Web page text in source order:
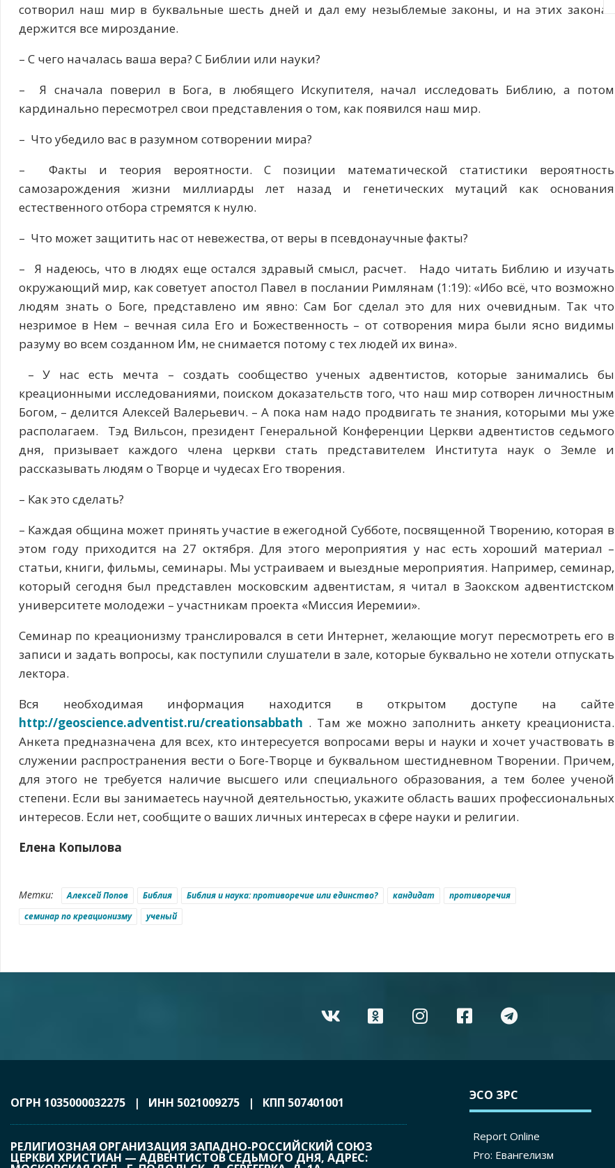
сотворил наш мир в буквальные шесть дней и дал ему незыблемые законы, и на этих законах
держится все мироздание.
– С чего началась ваша вера? С Библии или науки?
– Я сначала поверил в Бога, в любящего Искупителя, начал исследовать Библию, а потом
кардинально пересмотрел свои представления о том, как появился наш мир.
– Что убедило вас в разумном сотворении мира?
– Факты и теория вероятности. С позиции математической статистики вероятность
самозарождения жизни миллиарды лет назад и генетических мутаций как основания
естественного отбора стремятся к нулю.
– Что может защитить нас от невежества, от веры в псевдонаучные факты?
– Я надеюсь, что в людях еще остался здравый смысл, расчет. Надо читать Библию и изучать
окружающий мир, как советует апостол Павел в послании Римлянам (1:19): «Ибо всё, что возможно
людям знать о Боге, представлено им явно: Сам Бог сделал это для них очевидным. Так что
незримое в Нем – вечная сила Его и Божественность – от сотворения мира были ясно видимы
разуму во всем созданном Им, не снимается потому с тех людей их вина».
– У нас есть мечта – создать сообщество ученых адвентистов, которые занимались бы
креационными исследованиями, поиском доказательств того, что наш мир сотворен личностным
Богом, – делится Алексей Валерьевич. – А пока нам надо продвигать те знания, которыми мы уже
располагаем. Тэд Вильсон, президент Генеральной Конференции Церкви адвентистов седьмого
дня, призывает каждого члена церкви стать представителем Института наук о Земле и
рассказывать людям о Творце и чудесах Его творения.
– Как это сделать?
– Каждая община может принять участие в ежегодной Субботе, посвященной Творению, которая в
этом году приходится на 27 октября. Для этого мероприятия у нас есть хороший материал –
статьи, книги, фильмы, семинары. Мы устраиваем и выездные мероприятия. Например, семинар,
который сегодня был представлен московским адвентистам, я читал в Заокском адвентистском
университете молодежи – участникам проекта «Миссия Иеремии».
Семинар по креационизму транслировался в сети Интернет, желающие могут пересмотреть его в
записи и задать вопросы, как поступили слушатели в зале, которые буквально не хотели отпускать
лектора.
Вся необходимая информация находится в открытом доступе на сайте
http://geoscience.adventist.ru/creationsabbath . Там же можно заполнить анкету креациониста.
Анкета предназначена для всех, кто интересуется вопросами веры и науки и хочет участвовать в
служении распространения вести о Боге-Творце и буквальном шестидневном Творении. Причем,
для этого не требуется наличие высшего или специального образования, а тем более ученой
степени. Если вы занимаетесь научной деятельностью, укажите область ваших профессиональных
интересов. Если нет, сообщите о ваших личных интересах в сфере науки и религии.
Елена Копылова
Метки: Алексей Попов Библия Библия и наука: противоречие или единство? кандидат
противоречия
семинар по креационизму
ученый
ОГРН 1035000032275 | ИНН 5021009275 | КПП 507401001
РЕЛИГИОЗНАЯ ОРГАНИЗАЦИЯ ЗАПАДНО-РОССИЙСКИЙ СОЮЗ
ЦЕРКВИ ХРИСТИАН — АДВЕНТИСТОВ СЕДЬМОГО ДНЯ, АДРЕС:
ЭСО ЗРС
Report Online
Pro: Евангелизм